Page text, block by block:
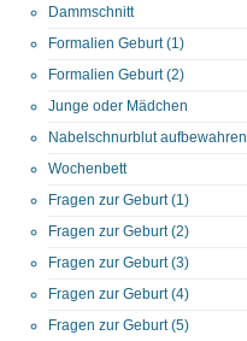
Dammschnitt
Formalien Geburt (1)
Formalien Geburt (2)
Junge oder Mädchen
Nabelschnurblut aufbewahren
Wochenbett
Fragen zur Geburt (1)
Fragen zur Geburt (2)
Fragen zur Geburt (3)
Fragen zur Geburt (4)
Fragen zur Geburt (5)